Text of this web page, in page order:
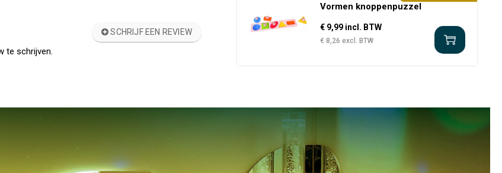
SCHRIJF EEN REVIEW
te schrijven.
Vormen knoppenpuzzel
€ 9,99 incl. BTW
€ 8,26 excl. BTW